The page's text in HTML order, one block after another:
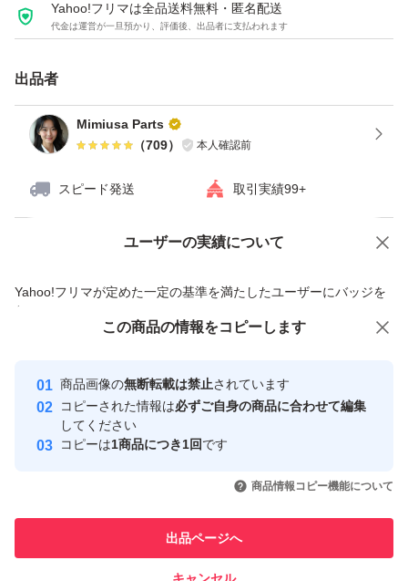
方で対応することはありません、運送会社やヤフーお見舞
また、発送後のキャンセル返品返金交換はすり替え防止の
観点からお断りします。
きついこともたくさん書かせて頂いてますが、今それほど
ます。
Yahoo!フリマは全品送料無料・匿名配送
代金は運営が一旦預かり、評価後、出品者に支払われます
出品者
Mimiusa Parts
（709） 本人確認前
スピード発送 取引実績99+
ユーザーの実績について
Yahoo!フリマが定めた一定の基準を満たしたユーザーにバッジを
付与しています
安心取引出品者
心・安全なユーザーです
取引実績
引を完了させた実績があります
での取引実績があります
価格の相談 商品への質問
この商品の情報をコピーします
商品画像の無断転載は禁止されています
コピーされた情報は必ずご自身の商品に合わせて編集
してください
コピーは1商品につき1回です
商品情報コピー機能について
出品ページへ
この商品をみている人にオススメ